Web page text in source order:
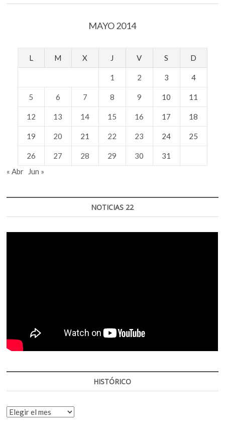
MAYO 2014
L M X J V S D
1 2 3 4
5 6 7 8 9 10 11
12 13 14 15 16 17 18
19 20 21 22 23 24 25
26 27 28 29 30
31
« Abr
Jun »
NOTICIAS 22
HISTÓRICO
HISTÓRICO